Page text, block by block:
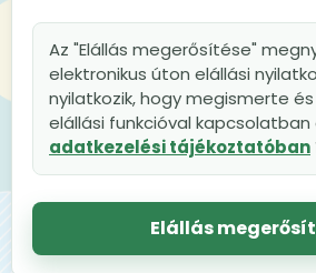
Az "Elállás megerősítése"
elektronikus úton elállási
nyilatkozik, hogy megismerte
elállási funkcióval kapcsolatban
adatkezelési tájékoztatóban
Elállás